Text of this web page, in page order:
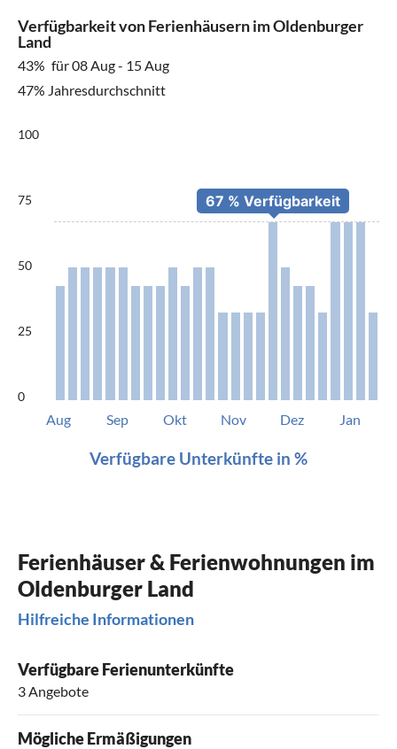
Verfügbarkeit von Ferienhäusern im Oldenburger
Land
43% für 08 Aug - 15 Aug
47% Jahresdurchschnitt
100
75
50
25
0
Aug Sep Okt Nov Dez Jan
Verfügbare Unterkünfte in %
Ferienhäuser & Ferienwohnungen im
Oldenburger Land
Hilfreiche Informationen
Verfügbare Ferienunterkünfte
3 Angebote
Mögliche Ermäßigungen